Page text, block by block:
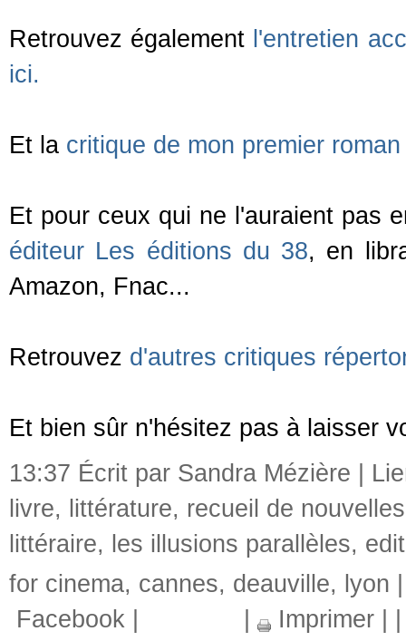
Retrouvez également l'entretien
ici.
Et la critique de mon premier
Et pour ceux qui ne l'auraient pas
éditeur Les éditions du 38, en
Amazon, Fnac...
Retrouvez d'autres critiques
Et bien sûr n'hésitez pas à laisser
13:37 Écrit par Sandra Mézière |
livre, littérature, recueil de nouvelles
littéraire, les illusions parallèles,
for cinema, cannes, deauville, lyon
Facebook
Imprimer